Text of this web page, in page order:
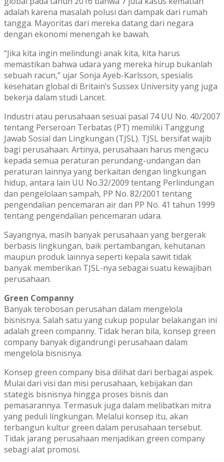
adalah karena masalah polusi dan dampak dari rumah
tangga. Mayoritas dari mereka datang dari negara
dengan ekonomi menengah ke bawah.
“Jika kita ingin melindungi anak kita, kita harus
memastikan bahwa udara yang mereka hirup bukanlah
sebuah racun,” ujar Sonja Ayeb-Karlsson, spesialis
kesehatan global di Britain’s Sussex University yang juga
bekerja dalam studi Lancet.
Industri atau perusahaan sesuai pasal 74 UU No. 40/2007
tentang Perseroan Terbatas (PT) memiliki Tanggung
Jawab Sosial dan Lingkungan (TJSL). TJSL bersifat wajib
bagi perusahaan. Artinya, perusahaan harus mengacu
kepada semua peraturan perundang-undangan dan
peraturan lainnya yang berkaitan dengan lingkungan
hidup, antara lain UU No.32/2009 tentang Perlindungan
dan pengelolaan sampah, PP No. 82/2001 tentang
pengendalian pencemaran air dan PP No. 41 tahun 1999
tentang pengendalian pencemaran udara.
Sayangnya, masih banyak perusahaan yang bergerak
berbasis lingkungan, baik pertambangan, kehutanan
maupun produk lainnya seperti kepala sawit tidak
banyak memberikan TJSL-nya sebagai suatu kewajiban
perusahaan.
Green Companny
Banyak terobosan perusahan dalam mengelola
bisnisnya. Salah satu yang cukup popular belakangan ini
adalah green companny. Tidak heran bila, konsep green
company banyak digandrungi perusahaan dalam
mengelola bisnisnya.
Konsep green company bisa dilihat dari berbagai aspek.
Mulai dari visi dan misi perusahaan, kebijakan dan
stategis bisnisnya hingga proses bisnis dan
pemasarannya. Termasuk juga dalam melibatkan mitra
yang peduli lingkungan. Melalui konsep itu, akan
terbangun kultur green dalam perusahaan tersebut.
Tidak jarang perusahaan menjadikan green company
sebagi alat promosi.